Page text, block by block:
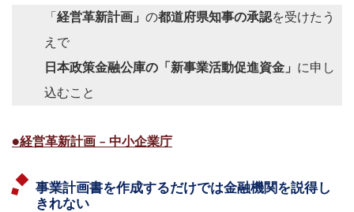
「 経営革新計画」 の都道府県知事の承認を受けたう
えで
日本政策金融公庫の「新事業活動促進資金」 に申し
込むこと
●経営革新計画 – 中小企業庁
事業計画書を作成するだけでは金融機関を説得し
きれない